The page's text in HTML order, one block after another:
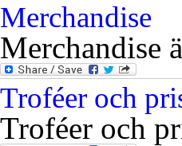
Merchandise
Merchandise
Troféer och
Troféer och